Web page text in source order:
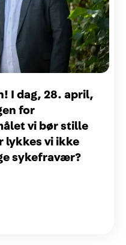
I dag, 28. april,
for
vi bør stille
lykkes vi ikke
sykefravær?